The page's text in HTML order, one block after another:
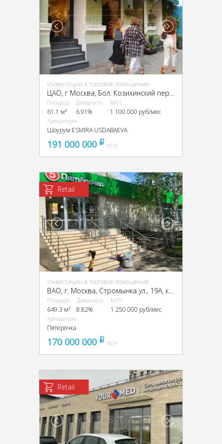
Инвестиции в торговое помещение
ЦАО, г Москва, Бол. Козихинский пер., 4
Площадь
61.1 м²
Доходность
6.91%
МАП
1 100 000 руб/мес
Арендаторы
Шоурум ESMIRA USDABAEVA
191 000 000 pуб
УСН
Retail
Инвестиции в торговое помещение
Площадь
649.3 м²
Доходность
8.82%
МАП
1 250 000 руб/мес
Арендаторы
Пятерочка
170 000 000 pуб
УСН
Retail